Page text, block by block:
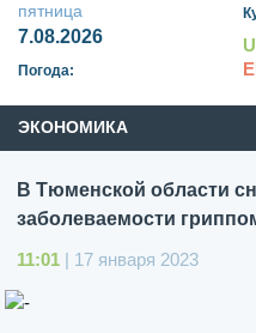
пятница
7.08.2026
Погода:
ЭКОНОМИКА
В Тюменской области
заболеваемости
11:01 | 17 января 2023